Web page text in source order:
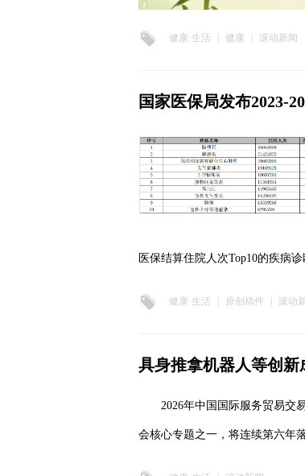
健康·生活 | 健康 | 滚动新闻
国家医保局发布2023-
医保结算住院人次Top10的疾病诊
健康·生活 | 原创稿件 | 滚动
具身推拿机器人等创新
2026年中国国际服务贸易交
会核心专题之一，将连续第六年